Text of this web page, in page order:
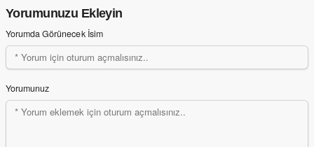
Yorumunuzu Ekleyin
Yorumda Görünecek İsim
Yorumunuz